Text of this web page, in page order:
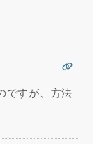
ですが、方法